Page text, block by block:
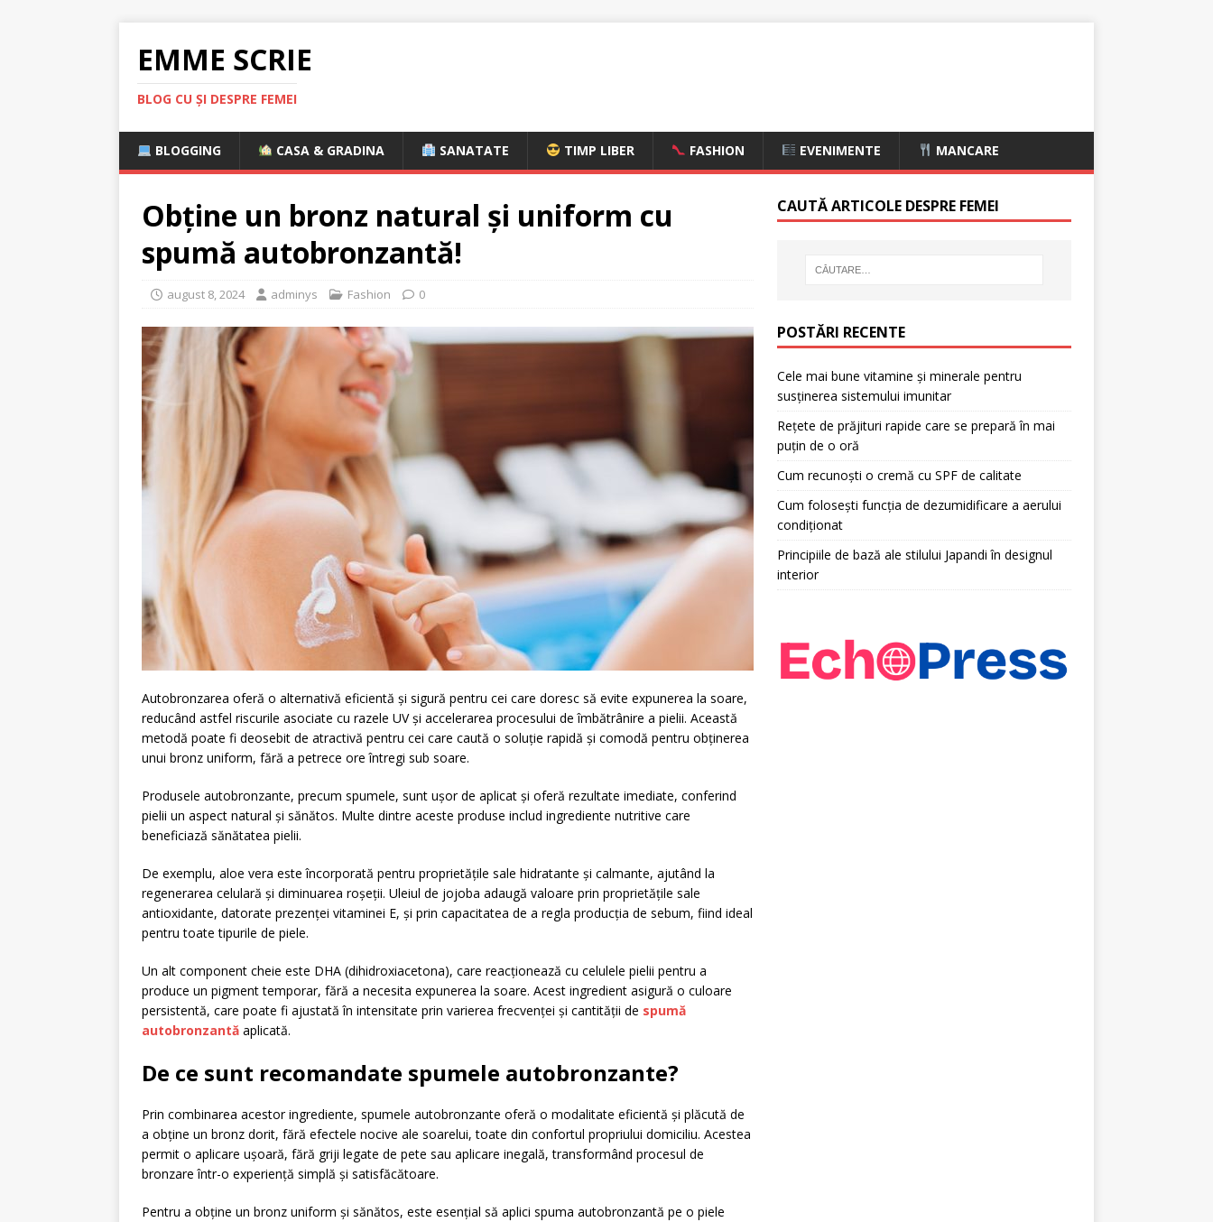
EMME SCRIE
BLOG CU ȘI DESPRE FEMEI
BLOGGING CASA & GRADINA SANATATE TIMP LIBER FASHION EVENIMENTE MANCARE
Obține un bronz natural și uniform cu
spumă autobronzantă!
august 8, 2024 adminys Fashion 0
Autobronzarea oferă o alternativă eficientă și sigură pentru cei care doresc să evite expunerea la soare,
reducând astfel riscurile asociate cu razele UV și accelerarea procesului de îmbătrânire a pielii. Această
metodă poate fi deosebit de atractivă pentru cei care caută o soluție rapidă și comodă pentru obținerea
unui bronz uniform, fără a petrece ore întregi sub soare.
Produsele autobronzante, precum spumele, sunt ușor de aplicat și oferă rezultate imediate, conferind
pielii un aspect natural și sănătos. Multe dintre aceste produse includ ingrediente nutritive care
beneficiază sănătatea pielii.
De exemplu, aloe vera este încorporată pentru proprietățile sale hidratante și calmante, ajutând la
regenerarea celulară și diminuarea roșeții. Uleiul de jojoba adaugă valoare prin proprietățile sale
antioxidante, datorate prezenței vitaminei E, și prin capacitatea de a regla producția de sebum, fiind ideal
pentru toate tipurile de piele.
Un alt component cheie este DHA (dihidroxiacetona), care reacționează cu celulele pielii pentru a
produce un pigment temporar, fără a necesita expunerea la soare. Acest ingredient asigură o culoare
persistentă, care poate fi ajustată în intensitate prin varierea frecvenței și cantității de spumă
autobronzantă aplicată.
De ce sunt recomandate spumele autobronzante?
Prin combinarea acestor ingrediente, spumele autobronzante oferă o modalitate eficientă și plăcută de
a obține un bronz dorit, fără efectele nocive ale soarelui, toate din confortul propriului domiciliu. Acestea
permit o aplicare ușoară, fără griji legate de pete sau aplicare inegală, transformând procesul de
bronzare într-o experiență simplă și satisfăcătoare.
Pentru a obține un bronz uniform și sănătos, este esențial să aplici spuma autobronzantă pe o piele
CAUTĂ ARTICOLE DESPRE FEMEI
POSTĂRI RECENTE
Cele mai bune vitamine și minerale pentru
susținerea sistemului imunitar
Rețete de prăjituri rapide care se prepară în mai
puțin de o oră
Cum recunoști o cremă cu SPF de calitate
Cum folosești funcția de dezumidificare a aerului
condiționat
Principiile de bază ale stilului Japandi în designul
interior